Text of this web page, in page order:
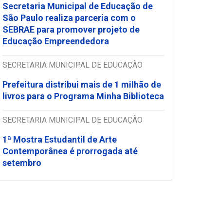
Secretaria Municipal de Educação de
São Paulo realiza parceria com o
SEBRAE para promover projeto de
Educação Empreendedora
SECRETARIA MUNICIPAL DE EDUCAÇÃO
Prefeitura distribui mais de 1 milhão de
livros para o Programa Minha Biblioteca
SECRETARIA MUNICIPAL DE EDUCAÇÃO
1ª Mostra Estudantil de Arte
Contemporânea é prorrogada até
setembro